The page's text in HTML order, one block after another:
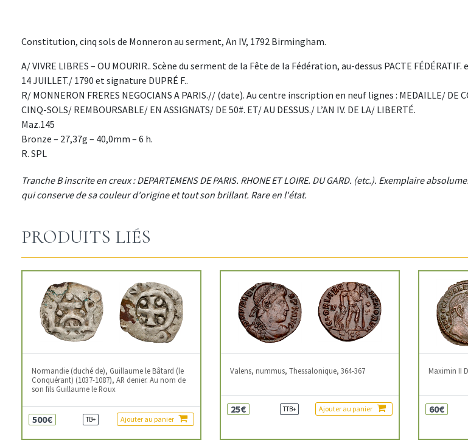
Constitution, cinq sols de Monneron au serment, An IV, 1792 Birmingham.
A/ VIVRE LIBRES – OU MOURIR.. Scène du serment de la Fête de la Fédération, au-dessus PACTE FÉDÉRATIF.
14 JUILLET./ 1790 et signature DUPRÉ F..
R/ MONNERON FRERES NEGOCIANS A PARIS.// (date). Au centre inscription en neuf lignes : MEDAILLE/ DE
CINQ-SOLS/ REMBOURSABLE/ EN ASSIGNATS/ DE 50#. ET/ AU DESSUS./ L’AN IV. DE LA/ LIBERTÉ.
Maz.145
Bronze – 27,37g – 40,0mm – 6 h.
R. SPL
Tranche B inscrite en creux : DEPARTEMENS DE PARIS. RHONE ET LOIRE. DU GARD. (etc.). Exemplaire
qui conserve de sa couleur d'origine et tout son brillant. Rare en l'état.
PRODUITS LIÉS
Normandie (duché de), Guillaume le Bâtard (le
Conquérant) (1037-1087), AR denier. Au nom de
son fils Guillaume le Roux
500€ TB+ Ajouter au panier
Valens, nummus, Thessalonique, 364-367
25€ TTB+ Ajouter au panier
Maximin II
60€